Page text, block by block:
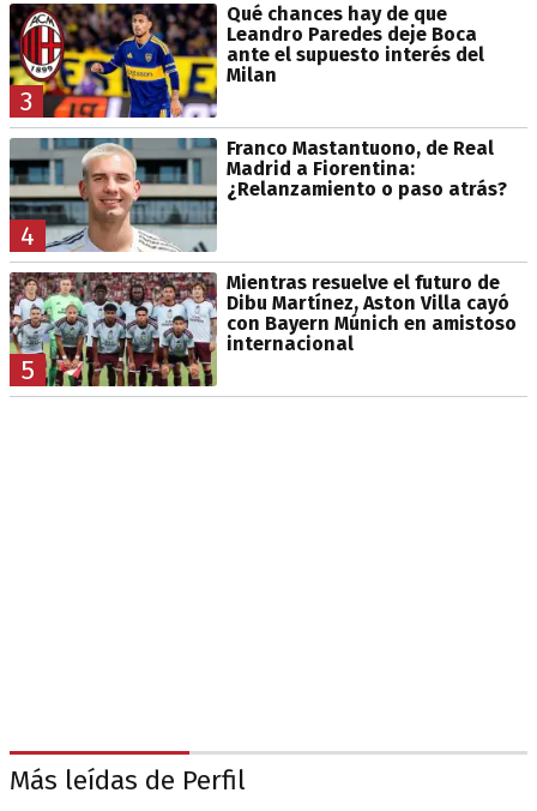
3
Qué chances hay de que
Leandro Paredes deje Boca
ante el supuesto interés del
Milan
4
Franco Mastantuono, de Real
Madrid a Fiorentina:
¿Relanzamiento o paso atrás?
5
Mientras resuelve el futuro de
Dibu Martínez, Aston Villa cayó
con Bayern Múnich en amistoso
internacional
Más leídas de Perfil